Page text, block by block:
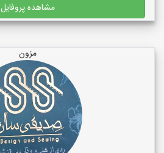
مشاهده پروفایل
مزون